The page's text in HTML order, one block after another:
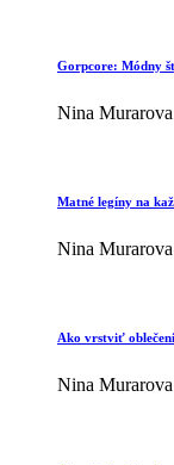
Gorpcore: Módny
Nina Murarova
Matné legíny na
Nina Murarova
Ako vrstviť
Nina Murarova